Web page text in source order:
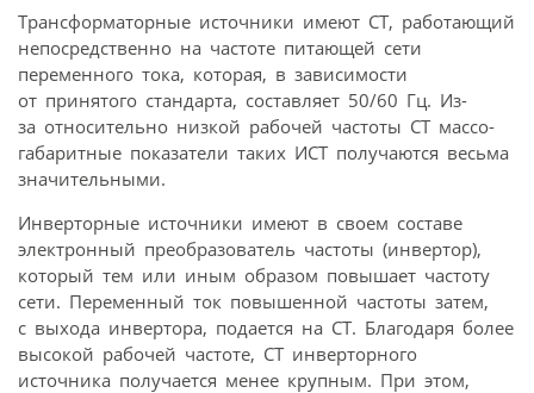
Трансформаторные источники имеют СТ, работающий
непосредственно на частоте питающей сети
переменного тока, которая, в зависимости
от принятого стандарта, составляет 50/60 Гц. Из-
за относительно низкой рабочей частоты СТ массо-
габаритные показатели таких ИСТ получаются весьма
значительными.
Инверторные источники имеют в своем составе
электронный преобразователь частоты (инвертор),
который тем или иным образом повышает частоту
сети. Переменный ток повышенной частоты затем,
с выхода инвертора, подается на СТ. Благодаря более
высокой рабочей частоте, СТ инверторного
источника получается менее крупным. При этом,